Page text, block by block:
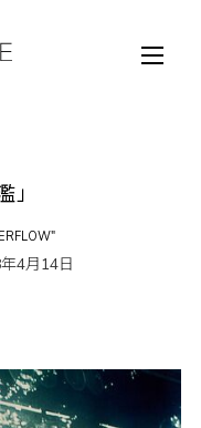
」
4月14日